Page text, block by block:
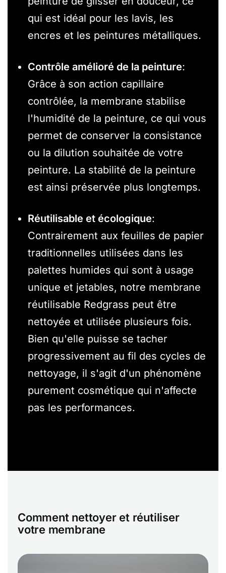
qui est idéal pour les lavis, les
encres et les peintures métalliques.
Contrôle amélioré de la peinture:
Grâce à son action capillaire
contrôlée, la membrane stabilise
l'humidité de la peinture, ce qui vous
permet de conserver la consistance
ou la dilution souhaitée de votre
peinture. La stabilité de la peinture
est ainsi préservée plus longtemps.
Réutilisable et écologique:
Contrairement aux feuilles de papier
traditionnelles utilisées dans les
palettes humides qui sont à usage
unique et jetables, notre membrane
réutilisable Redgrass peut être
nettoyée et utilisée plusieurs fois.
Bien qu'elle puisse se tacher
progressivement au fil des cycles de
nettoyage, il s'agit d'un phénomène
purement cosmétique qui n'affecte
pas les performances.
Comment nettoyer et réutiliser
votre membrane